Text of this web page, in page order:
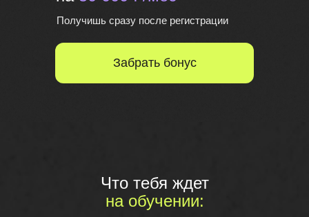
Забрать бонус
Получишь сразу после регистрации
Что тебя ждет
на обучении: